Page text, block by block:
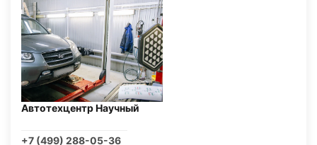
Автотехцентр Научный
+7 (499) 288-05-36